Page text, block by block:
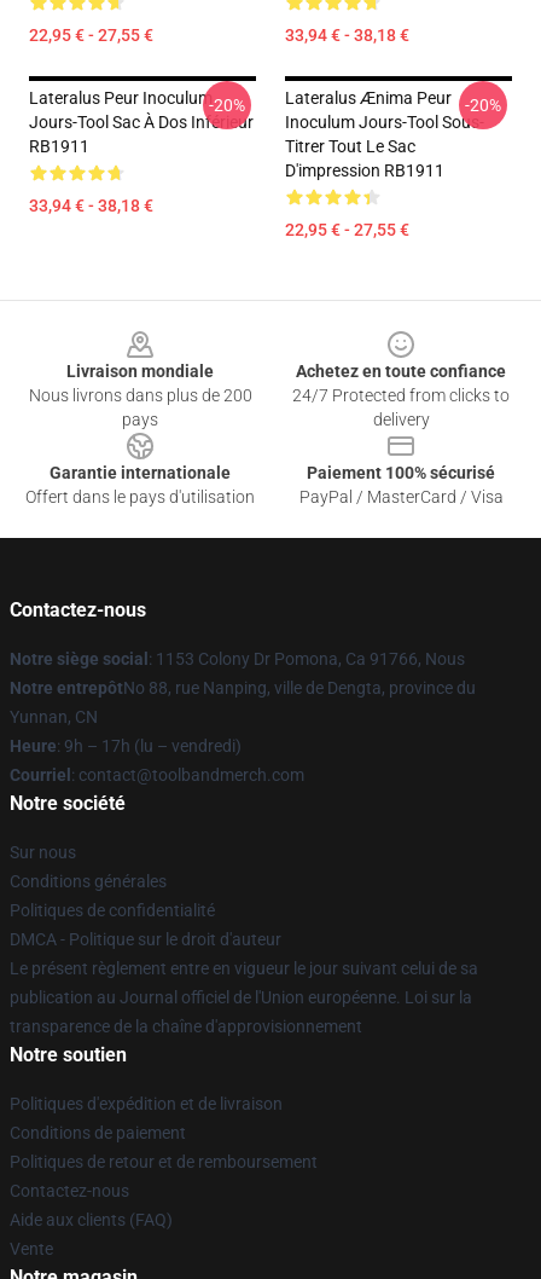
22,95 € - 27,55 € 33,94 € - 38,18 €
Lateralus Peur Inoculum
Jours-Tool Sac À Dos Inférieur
RB1911
33,94 € - 38,18 €
-20%
Lateralus Ænima Peur
Inoculum Jours-Tool Sous-
Titrer Tout Le Sac
D'impression RB1911
22,95 € - 27,55 €
-20%
Livraison mondiale
Nous livrons dans plus de 200
pays
Achetez en toute confiance
24/7 Protected from clicks to
delivery
Garantie internationale
Offert dans le pays d'utilisation
Paiement 100% sécurisé
PayPal / MasterCard / Visa
Contactez-nous
Notre siège social : 1153 Colony Dr Pomona, Ca 91766, Nous
Notre entrepôtNo 88, rue Nanping, ville de Dengta, province du
Yunnan, CN
Heure: 9h – 17h (lu – vendredi)
Courriel : contact@toolbandmerch.com
Notre société
Sur nous
Conditions générales
Politiques de confidentialité
DMCA - Politique sur le droit d'auteur
Le présent règlement entre en vigueur le jour suivant celui de sa
publication au Journal officiel de l'Union européenne. Loi sur la
transparence de la chaîne d'approvisionnement
Notre soutien
Politiques d'expédition et de livraison
Conditions de paiement
Politiques de retour et de remboursement
Contactez-nous
Aide aux clients (FAQ)
Vente